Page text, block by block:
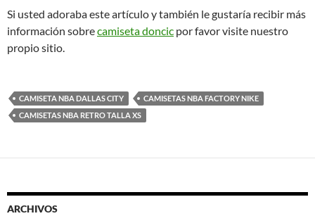
Si usted adoraba este artículo y también le gustaría recibir más
información sobrecamiseta doncic por favor visite nuestro
propio sitio.
CAMISETA NBA DALLAS CITY
CAMISETAS NBA FACTORY NIKE
CAMISETAS NBA RETRO TALLA XS
ARCHIVOS